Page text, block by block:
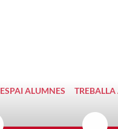
ESPAI ALUMNES TREBALLA